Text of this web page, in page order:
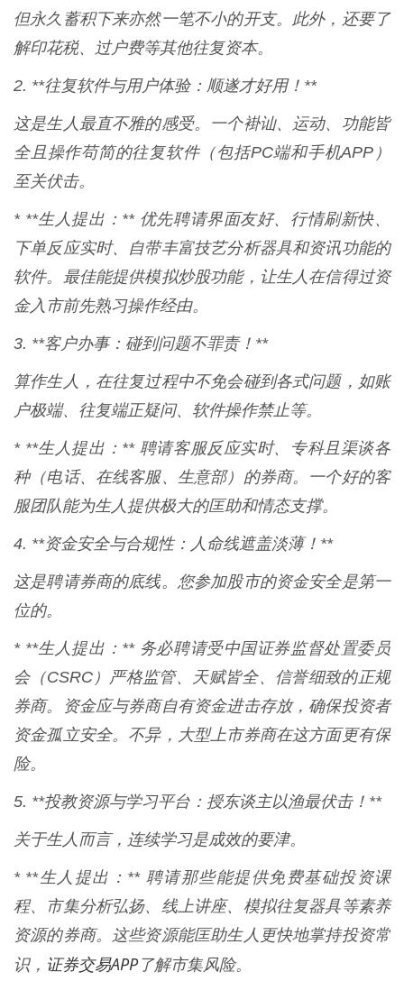
但永久蓄积下来亦然一笔不小的开支。此外，还要了
解印花税、过户费等其他往复资本。
2. **往复软件与用户体验：顺遂才好用！**
这是生人最直不雅的感受。一个褂讪、运动、功能皆
全且操作苟简的往复软件（包括PC端和手机APP）
至关伏击。
* **生人提出：** 优先聘请界面友好、行情刷新快、
下单反应实时、自带丰富技艺分析器具和资讯功能的
软件。最佳能提供模拟炒股功能，让生人在信得过资
金入市前先熟习操作经由。
3. **客户办事：碰到问题不罪责！**
算作生人，在往复过程中不免会碰到各式问题，如账
户极端、往复端正疑问、软件操作禁止等。
* **生人提出：** 聘请客服反应实时、专科且渠谈各
种（电话、在线客服、生意部）的券商。一个好的客
服团队能为生人提供极大的匡助和情态支撑。
4. **资金安全与合规性：人命线遮盖淡薄！**
这是聘请券商的底线。您参加股市的资金安全是第一
位的。
* **生人提出：** 务必聘请受中国证券监督处置委员
会（CSRC）严格监管、天赋皆全、信誉细致的正规
券商。资金应与券商自有资金进击存放，确保投资者
资金孤立安全。不异，大型上市券商在这方面更有保
险。
5. **投教资源与学习平台：授东谈主以渔最伏击！**
关于生人而言，连续学习是成效的要津。
* **生人提出：** 聘请那些能提供免费基础投资课
程、市集分析弘扬、线上讲座、模拟往复器具等素养
资源的券商。这些资源能匡助生人更快地掌持投资常
识， 证券交易APP了解市集风险。